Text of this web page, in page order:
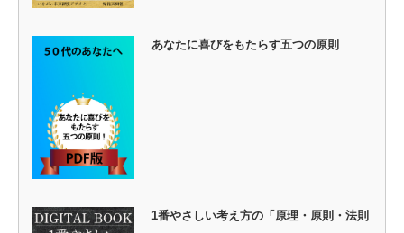
あなたに喜びをもたらす五つの原則
1番やさしい考え方の「原理・原則・法則